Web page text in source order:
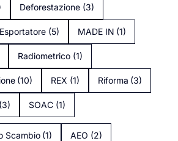
Deforestazione (3)
Esportatore (5) MADE IN (1)
Radiometrico (1)
(10) REX (1) Riforma (3)
(3) SOAC (1)
Scambio (1) AEO (2)